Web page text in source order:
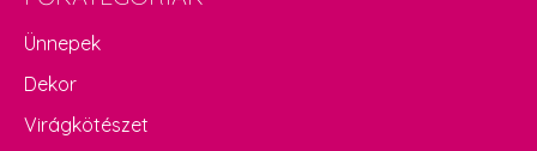
Ünnepek
Dekor
Virágkötészet